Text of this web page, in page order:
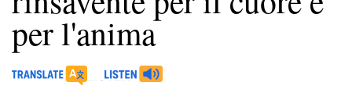
per l'anima